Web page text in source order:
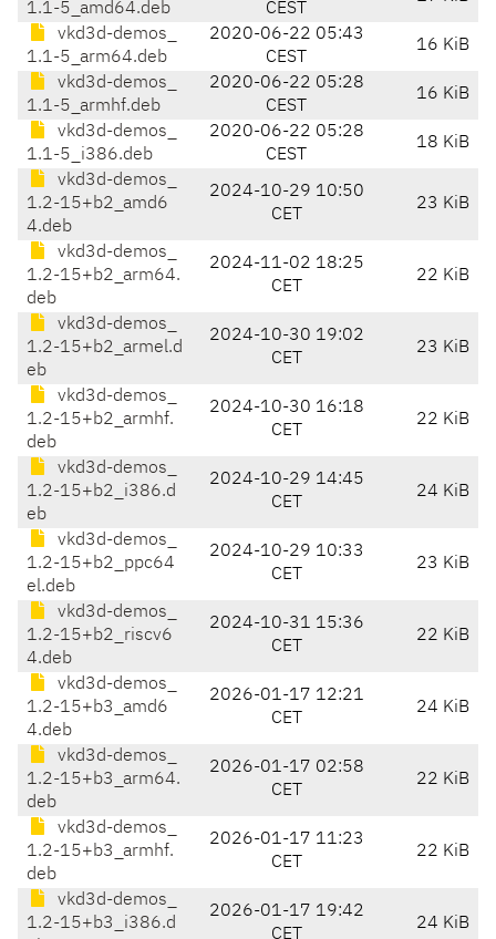
1.1-5_amd64.deb
CEST
vkd3d-demos_
1.1-5_arm64.deb
2020-06-22 05:43
CEST
16 KiB
vkd3d-demos_
1.1-5_armhf.deb
2020-06-22 05:28
CEST
16 KiB
vkd3d-demos_
1.1-5_i386.deb
2020-06-22 05:28
CEST
18 KiB
vkd3d-demos_
1.2-15+b2_amd6
4.deb
2024-10-29 10:50
CET
23 KiB
vkd3d-demos_
1.2-15+b2_arm64.
deb
2024-11-02 18:25
CET
22 KiB
vkd3d-demos_
1.2-15+b2_armel.d
eb
2024-10-30 19:02
CET
23 KiB
vkd3d-demos_
1.2-15+b2_armhf.
deb
2024-10-30 16:18
CET
22 KiB
vkd3d-demos_
1.2-15+b2_i386.d
eb
2024-10-29 14:45
CET
24 KiB
vkd3d-demos_
1.2-15+b2_ppc64
el.deb
2024-10-29 10:33
CET
23 KiB
vkd3d-demos_
1.2-15+b2_riscv6
4.deb
2024-10-31 15:36
CET
22 KiB
vkd3d-demos_
1.2-15+b3_amd6
4.deb
2026-01-17 12:21
CET
24 KiB
vkd3d-demos_
1.2-15+b3_arm64.
deb
2026-01-17 02:58
CET
22 KiB
vkd3d-demos_
1.2-15+b3_armhf.
deb
2026-01-17 11:23
CET
22 KiB
vkd3d-demos_
1.2-15+b3_i386.d
2026-01-17 19:42
CET
24 KiB